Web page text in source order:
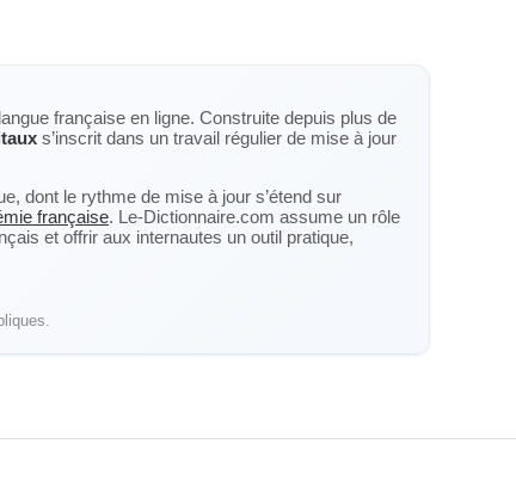
française en ligne. Construite depuis plus de
s’inscrit dans un travail régulier de mise à jour
dont le rythme de mise à jour s’étend sur
française. Le-Dictionnaire.com assume un rôle
et offrir aux internautes un outil pratique,